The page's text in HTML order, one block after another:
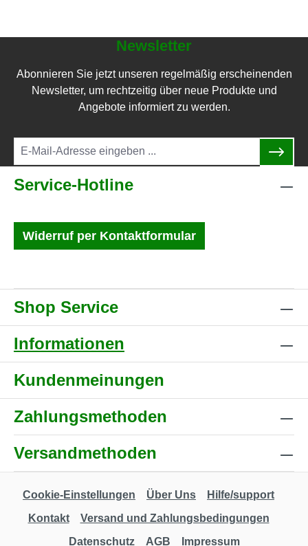
Newsletter
Abonnieren Sie jetzt unseren regelmäßig erscheinenden
Newsletter, um rechtzeitig über neue Produkte und
Angebote informiert zu werden.
Service-Hotline
Widerruf per Kontaktformular
Shop Service
Informationen
Kundenmeinungen
Zahlungsmethoden
Versandmethoden
Cookie-Einstellungen Über Uns
Hilfe/support
Kontakt
Versand und Zahlungsbedingungen
Datenschutz
AGB Impressum